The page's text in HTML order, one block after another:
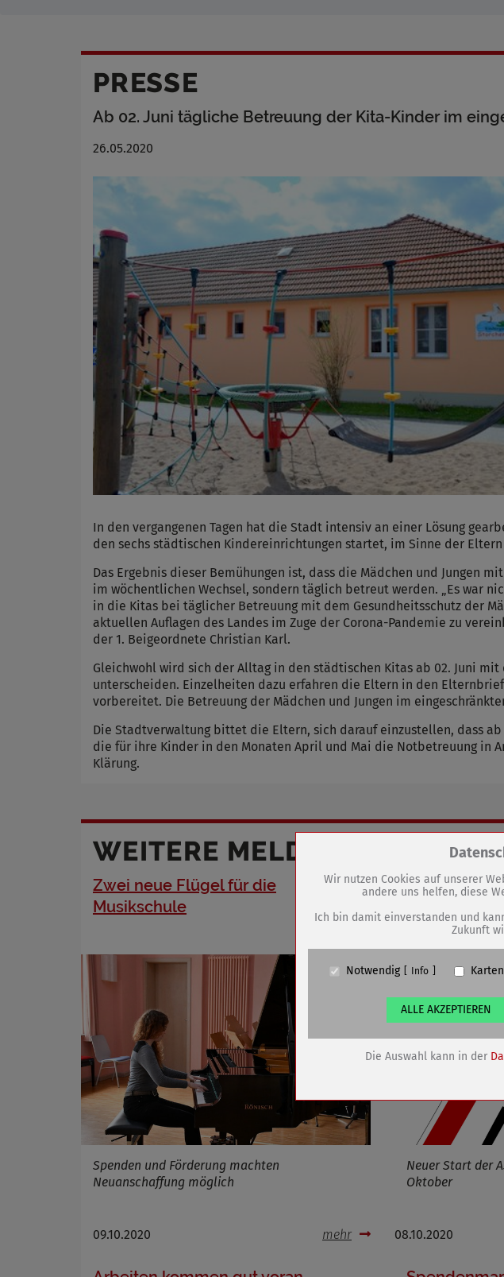
PRESSE
Ab 02. Juni tägliche Betreuung der Kita-Kinder im
26.05.2020
In den vergangenen Tagen hat die Stadt intensiv an einer Lösung
den sechs städtischen Kindereinrichtungen startet, im Sinne der
Das Ergebnis dieser Bemühungen ist, dass die Mädchen und Jungen
im wöchentlichen Wechsel, sondern täglich betreut werden. „Es war
in die Kitas bei täglicher Betreuung mit dem Gesundheitsschutz der
aktuellen Auflagen des Landes im Zuge der Corona-Pandemie zu
der 1. Beigeordnete Christian Karl.
Gleichwohl wird sich der Alltag in den städtischen Kitas ab 02. Juni
unterscheiden. Einzelheiten dazu erfahren die Eltern in den
vorbereitet. Die Betreuung der Mädchen und Jungen im
Die Stadtverwaltung bittet die Eltern, sich darauf einzustellen, dass
die für ihre Kinder in den Monaten April und Mai die Notbetreuung in
Klärung.
WEITERE MELDUNGEN
Zwei neue Flügel für die
Musikschule
Spenden und Förderung machten
Neuanschaffung möglich
09.10.2020 mehr
Arbeiten im
Neuer Start der
Oktober
08.10.2020
Zum Betrieb der
PHP Session Cookie
Anbieter
Eigentümer dieser
Absicherung
Cookie Name
PHPSESSID,
Cookie Laufzeit
undefined
Cookiespeicherung
Speichert die
Cookies.
Cookies die bei der
Cookie Name
_osm_totp_token
Wir nutzen Cookies auf unserer
andere uns helfen, diese
Ich bin damit einverstanden und
Zukunft
Notwendig Info
ALLE AKZEPTIEREN
Die Auswahl kann in der